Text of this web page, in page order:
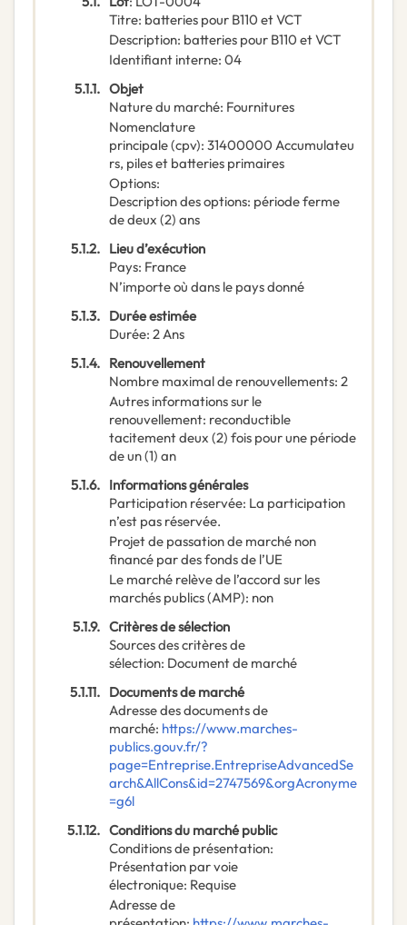
Titre: batteries pour B110 et VCT
Description: batteries pour B110 et VCT
Identifiant interne: 04
5.1.1. Objet
Nature du marché: Fournitures
Nomenclature
principale(cpv): 31400000 Accumulateu
rs, piles et batteries primaires
Options:
Description des options: période ferme
de deux (2) ans
5.1.2. Lieu d’exécution
Pays: France
N’importe où dans le pays donné
5.1.3. Durée estimée
Durée: 2Ans
5.1.4. Renouvellement
Nombre maximal de renouvellements: 2
Autres informations sur le
renouvellement: reconductible
tacitement deux (2) fois pour une période
de un (1) an
5.1.6. Informations générales
Participation réservée: La participation
n’est pas réservée.
Projet de passation de marché non
financé par des fonds de l’UE
Le marché relève de l’accord sur les
marchés publics (AMP): non
5.1.9. Critères de sélection
Sources des critères de
sélection: Document de marché
5.1.11. Documents de marché
Adresse des documents de
marché: https://www.marches-
publics.gouv.fr/?
page=Entreprise.EntrepriseAdvancedSe
arch&AllCons&id=2747569&orgAcronyme
=g6l
5.1.12. Conditions du marché public
Conditions de présentation:
Présentation par voie
électronique: Requise
Adresse de